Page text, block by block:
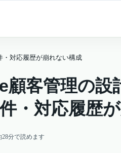
・対応履歴が崩れない構成
客管理の設
・対応履歴
28分で読めます